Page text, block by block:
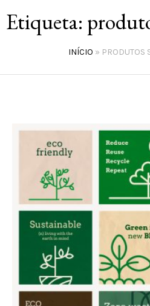
Etiqueta:
INÍCIO » PRODUTOS